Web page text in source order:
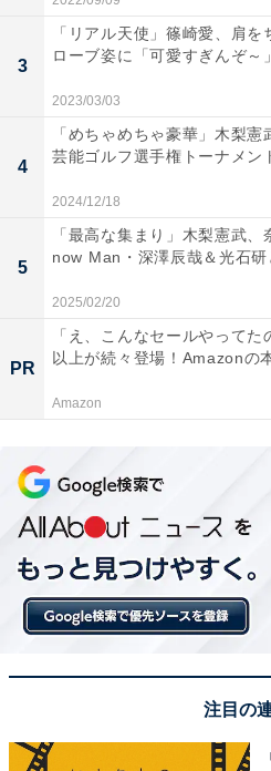
3
「リアル天使」篠崎愛、肩を
ローブ姿に「可愛すぎんぞ～
2023/03/03
4
「めちゃめちゃ豪華」木梨
芸能ゴルフ選手権トーナメン
2024/12/18
5
「最高な集まり」木梨憲武
now Man・深澤辰哉＆光石
2025/02/20
PR
「え、こんなセールやって
以上が続々登場！Amazonの
Amazon
注目の